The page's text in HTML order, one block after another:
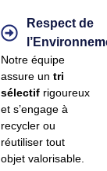
Respect de
Notre équipe
assure un tri
sélectif rigoureux
et s’engage à
recycler ou
réutiliser tout
objet valorisable.